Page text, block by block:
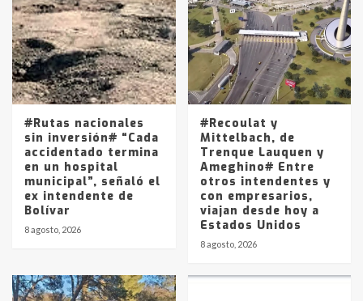
4
5
Los precios de los combustibles en
La Pampa, desde YPF hasta Axion
entre 857 a 1338 pesos
#Rutas nacionales
sin inversión# “Cada
accidentado termina
en un hospital
municipal”, señaló el
ex intendente de
Bolívar
8 agosto, 2026
#Recoulat y
Mittelbach, de
Trenque Lauquen y
Ameghino# Entre
otros intendentes y
con empresarios,
viajan desde hoy a
Estados Unidos
8 agosto, 2026